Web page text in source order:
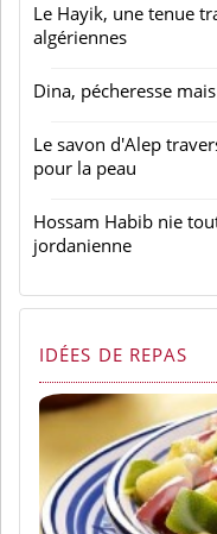
Le Hayik, une tenue
algériennes
Dina, pécheresse
Le savon d'Alep
pour la peau
Hossam Habib nie
jordanienne
IDÉES DE REPAS